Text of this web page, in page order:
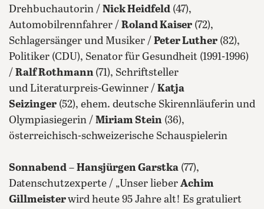
Drehbuchautorin / Nick Heidfeld (47),
Automobilrennfahrer / Roland Kaiser (72),
Schlagersänger und Musiker / Peter Luther (82),
Politiker (CDU), Senator für Gesundheit (1991-1996)
/ Ralf Rothmann (71), Schriftsteller
und Literaturpreis-Gewinner / Katja
Seizinger (52), ehem. deutsche Skirennläuferin und
Olympiasiegerin / Miriam Stein (36),
österreichisch-schweizerische Schauspielerin
Sonnabend – Hansjürgen Garstka (77),
Datenschutzexperte / „Unser lieber Achim
Gillmeisterwird heute 95 Jahre alt! Es gratuliert